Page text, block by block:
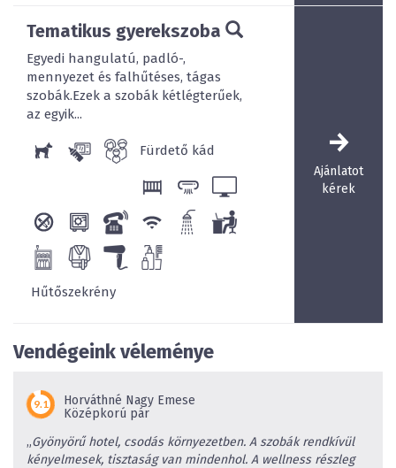
Tematikus gyerekszoba
Egyedi hangulatú, padló-,
mennyezet és falhűtéses, tágas
szobák.Ezek a szobák kétlégterűek,
az egyik...
Fürdető kád
Hűtőszekrény
Ajánlatot
kérek
Vendégeink véleménye
Horváthné Nagy Emese
Középkorú pár
„Gyönyörű hotel, csodás környezetben. A szobák rendkívül
kényelmesek, tisztaság van mindenhol. A wellness részleg